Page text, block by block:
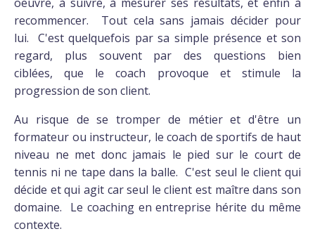
recommencer. Tout cela sans jamais décider pour
lui. C'est quelquefois par sa simple présence et son
regard, plus souvent par des questions bien
ciblées, que le coach provoque et stimule la
progression de son client.
Au risque de se tromper de métier et d'être un
formateur ou instructeur, le coach de sportifs de haut
niveau ne met donc jamais le pied sur le court de
tennis ni ne tape dans la balle. C'est seul le client qui
décide et qui agit car seul le client est maître dans son
domaine. Le coaching en entreprise hérite du même
contexte.